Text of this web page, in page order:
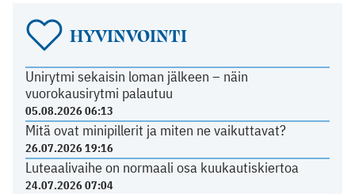
HYVINVOINTI
Unirytmi sekaisin loman jälkeen – näin
vuorokausirytmi palautuu
05.08.2026 06:13
Mitä ovat minipillerit ja miten ne vaikuttavat?
26.07.2026 19:16
Luteaalivaihe on normaali osa kuukautiskiertoa
24.07.2026 07:04